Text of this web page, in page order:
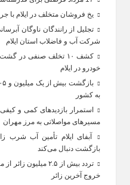
یخ‌ فروشان متخلف در ایلام با
شرکت آب و فاضلاب استان ایلام
کشف ۱۰ تخلف صنفی در
خودرو در ایلام
به کشور
استمرار بازدیدهای کمی و
مسیرهای مواصلاتی به مرز مهران
آبفای ایلام تأمین آب شرب
بازگشت دنبال می‌کند
تردد بیش از ۲.۵
خروج آخرین زائر